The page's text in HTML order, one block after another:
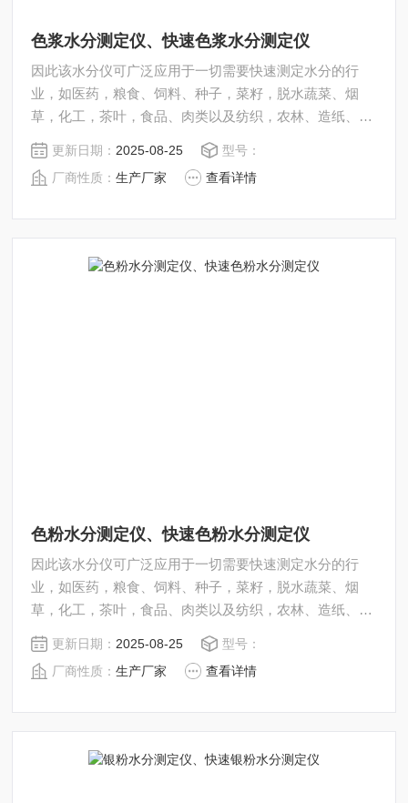
色浆水分测定仪、快速色浆水分测定仪
因此该水分仪可广泛应用于一切需要快速测定水分的行
业，如医药，粮食、饲料、种子，菜籽，脱水蔬菜、烟
草，化工，茶叶，食品、肉类以及纺织，农林、造纸、橡
胶、塑胶、纺织等行业中的实验室与生产过程中。同时满
足固体、颗粒、粉末、胶状体及液体含水率的测定要求，
深圳市后王电子科技有限公司始终立志于为用户提供多用
更新日期： 2025-08-25
型号：
厂商性质：生产厂家 查看详情
色粉水分测定仪、快速色粉水分测定仪
因此该水分仪可广泛应用于一切需要快速测定水分的行
业，如医药，粮食、饲料、种子，菜籽，脱水蔬菜、烟
草，化工，茶叶，食品、肉类以及纺织，农林、造纸、橡
胶、塑胶、纺织等行业中的实验室与生产过程中。同时满
足固体、颗粒、粉末、胶状体及液体含水率的测定要求，
深圳市后王电子科技有限公司始终立志于为用户提供多用
更新日期： 2025-08-25
型号：
厂商性质：生产厂家 查看详情